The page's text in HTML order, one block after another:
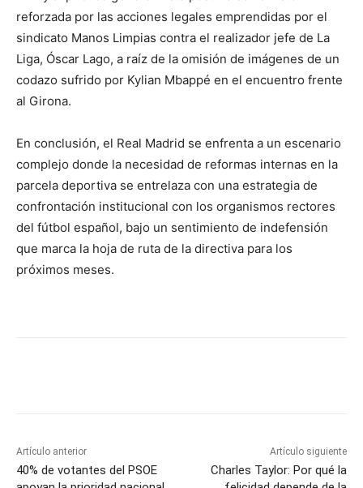
reforzada por las acciones legales emprendidas por el
sindicato Manos Limpias contra el realizador jefe de La
Liga, Óscar Lago, a raíz de la omisión de imágenes de un
codazo sufrido por Kylian Mbappé en el encuentro frente
al Girona.
En conclusión, el Real Madrid se enfrenta a un escenario
complejo donde la necesidad de reformas internas en la
parcela deportiva se entrelaza con una estrategia de
confrontación institucional con los organismos rectores
del fútbol español, bajo un sentimiento de indefensión
que marca la hoja de ruta de la directiva para los
próximos meses.
Artículo anterior
40% de votantes del PSOE
Artículo siguiente
Charles Taylor: Por qué la